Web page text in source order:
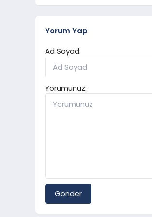
Yorum Yap
Ad Soyad:
Yorumunuz:
Gönder